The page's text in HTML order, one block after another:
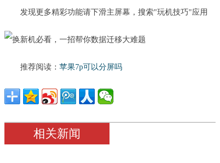
发现更多精彩功能请下滑主屏幕，搜索"玩机技巧"应用
推荐阅读： 苹果7p可以分屏吗
相关新闻